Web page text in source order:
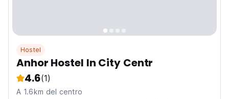
Hostel
Anhor Hostel In City Centr
4.6(1)
A 1.6km del centro